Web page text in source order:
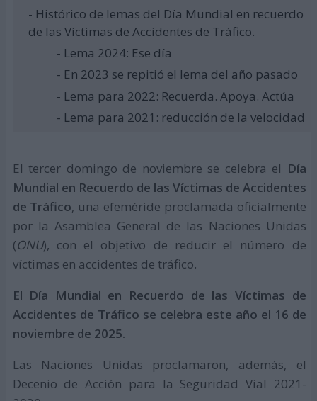
- Histórico de lemas del Día Mundial en recuerdo
de las Víctimas de Accidentes de Tráfico.
- Lema 2024: Ese día
- En 2023 se repitió el lema del año pasado
- Lema para 2022: Recuerda. Apoya. Actúa
- Lema para 2021: reducción de la velocidad
El tercer domingo de noviembre se celebra el Día
Mundial en Recuerdo de las Víctimas de Accidentes
de Tráfico, una efeméride proclamada oficialmente
por la Asamblea General de las Naciones Unidas
(ONU), con el objetivo de reducir el número de
víctimas en accidentes de tráfico.
El Día Mundial en Recuerdo de las Víctimas de
Accidentes de Tráfico se celebra este año el 16 de
noviembre de 2025.
Las Naciones Unidas proclamaron, además, el
Decenio de Acción para la Seguridad Vial 2021-